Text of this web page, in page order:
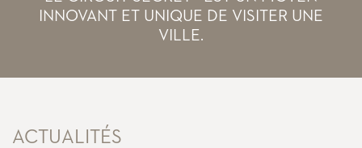
INNOVANT ET UNIQUE DE VISITER UNE
VILLE.
ACTUALITÉS